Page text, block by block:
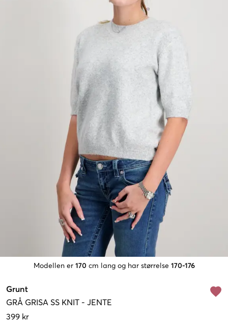
Modellen er 170 cm lang og har størrelse 170-176
Grunt
GRÅ GRISA SS KNIT - JENTE
399 kr